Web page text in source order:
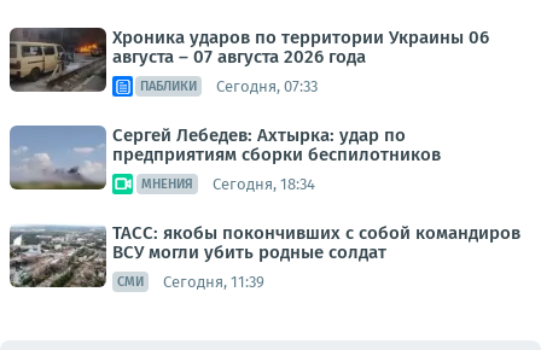
Хроника ударов по территории Украины 06
августа – 07 августа 2026 года
ПАБЛИКИ Сегодня, 07:33
Сергей Лебедев: Ахтырка: удар по
предприятиям сборки беспилотников
МНЕНИЯ Сегодня, 18:34
ТАСС: якобы покончивших с собой командиров
ВСУ могли убить родные солдат
СМИ Сегодня, 11:39